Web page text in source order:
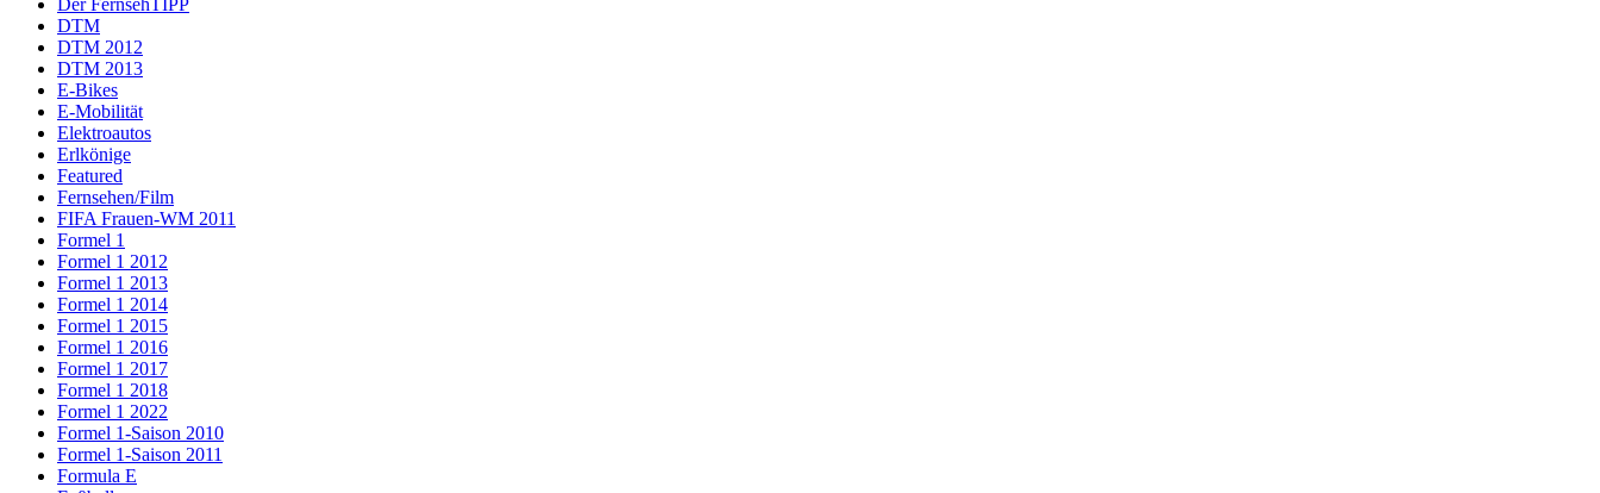
DTM
DTM 2012
DTM 2013
E-Bikes
E-Mobilität
Elektroautos
Erlkönige
Featured
Fernsehen/Film
FIFA Frauen-WM 2011
Formel 1
Formel 1 2012
Formel 1 2013
Formel 1 2014
Formel 1 2015
Formel 1 2016
Formel 1 2017
Formel 1 2018
Formel 1 2022
Formel 1-Saison 2010
Formel 1-Saison 2011
Formula E